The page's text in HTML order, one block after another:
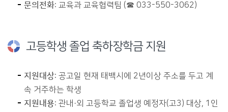
문의전화: 교육과 교육협력팀 (☎ 033-550-3062)
고등학생 졸업 축하장학금 지원
지원대상: 공고일 현재 태백시에 2년이상 주소를 두고 계
속 거주하는 학생
지원내용: 관내·외 고등학교 졸업생 예정자(고3) 대상, 1인